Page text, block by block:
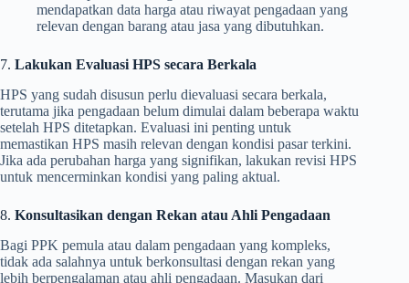
mendapatkan data harga atau riwayat pengadaan yang
relevan dengan barang atau jasa yang dibutuhkan.
7. Lakukan Evaluasi HPS secara Berkala
HPS yang sudah disusun perlu dievaluasi secara berkala,
terutama jika pengadaan belum dimulai dalam beberapa waktu
setelah HPS ditetapkan. Evaluasi ini penting untuk
memastikan HPS masih relevan dengan kondisi pasar terkini.
Jika ada perubahan harga yang signifikan, lakukan revisi HPS
untuk mencerminkan kondisi yang paling aktual.
8. Konsultasikan dengan Rekan atau Ahli Pengadaan
Bagi PPK pemula atau dalam pengadaan yang kompleks,
tidak ada salahnya untuk berkonsultasi dengan rekan yang
lebih berpengalaman atau ahli pengadaan. Masukan dari